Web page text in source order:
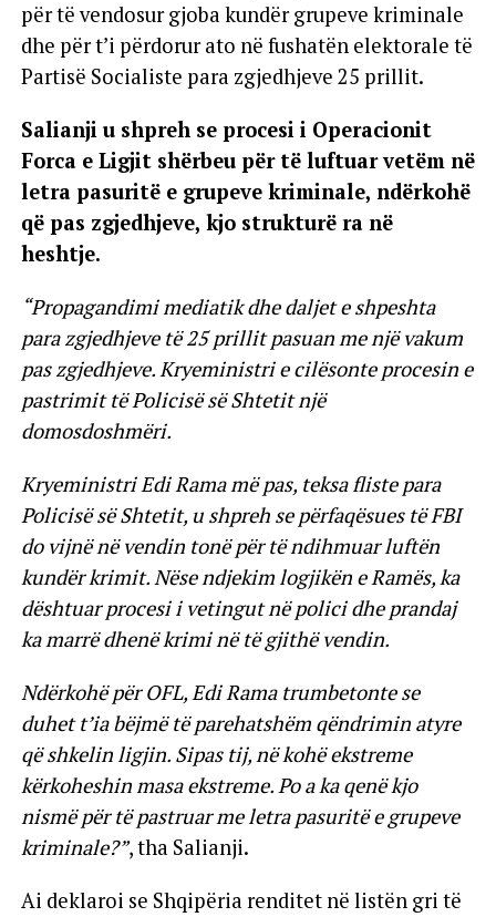
për të vendosur gjoba kundër grupeve kriminale
dhe për t’i përdorur ato në fushatën elektorale të
Partisë Socialiste para zgjedhjeve 25 prillit.
Salianji u shpreh se procesi i Operacionit
Forca e Ligjit shërbeu për të luftuar vetëm në
letra pasuritë e grupeve kriminale, ndërkohë
që pas zgjedhjeve, kjo strukturë ra në
heshtje.
“Propagandimi mediatik dhe daljet e shpeshta
para zgjedhjeve të 25 prillit pasuan me një vakum
pas zgjedhjeve. Kryeministri e cilësonte procesin e
pastrimit të Policisë së Shtetit një
domosdoshmëri.
Kryeministri Edi Rama më pas, teksa fliste para
Policisë së Shtetit, u shpreh se përfaqësues të FBI
do vijnë në vendin tonë për të ndihmuar luftën
kundër krimit. Nëse ndjekim logjikën e Ramës, ka
dështuar procesi i vetingut në polici dhe prandaj
ka marrë dhenë krimi në të gjithë vendin.
Ndërkohë për OFL, Edi Rama trumbetonte se
duhet t’ia bëjmë të parehatshëm qëndrimin atyre
që shkelin ligjin. Sipas tij, në kohë ekstreme
kërkoheshin masa ekstreme. Po a ka qenë kjo
nismë për të pastruar me letra pasuritë e grupeve
kriminale?”, tha Salianji.
Ai deklaroi se Shqipëria renditet në listën gri të